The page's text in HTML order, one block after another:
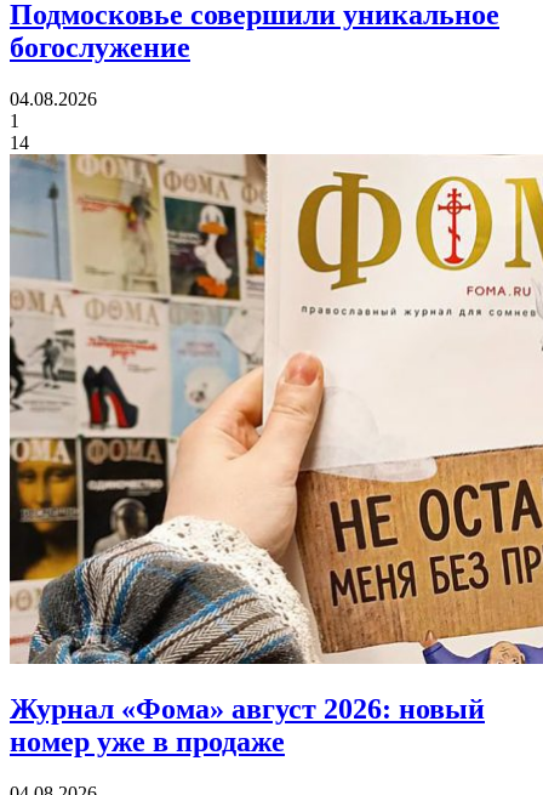
Подмосковье совершили уникальное
богослужение
04.08.2026
1
14
Журнал «Фома» август 2026: новый
номер уже в продаже